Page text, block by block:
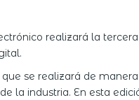
realizará la
se realizará de
la industria. En esta